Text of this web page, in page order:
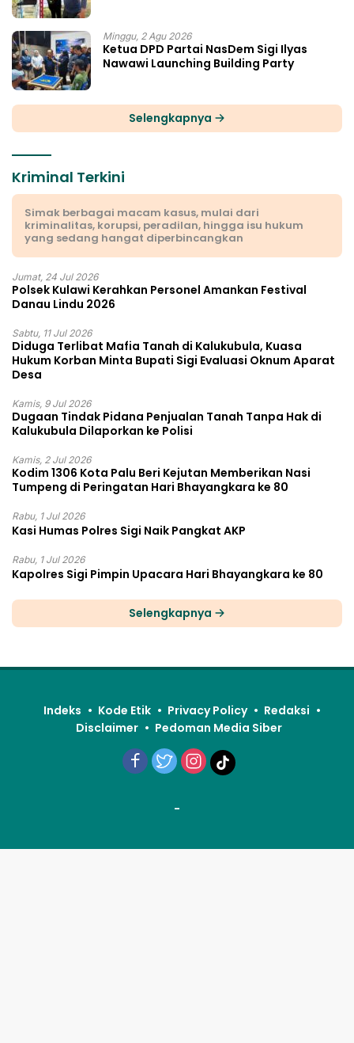
Minggu, 2 Agu 2026
Ketua DPD Partai NasDem Sigi Ilyas
Nawawi Launching Building Party
Selengkapnya
Kriminal Terkini
Simak berbagai macam kasus, mulai dari
kriminalitas, korupsi, peradilan, hingga isu hukum
yang sedang hangat diperbincangkan
Jumat, 24 Jul 2026
Polsek Kulawi Kerahkan Personel Amankan Festival
Danau Lindu 2026
Sabtu, 11 Jul 2026
Diduga Terlibat Mafia Tanah di Kalukubula, Kuasa
Hukum Korban Minta Bupati Sigi Evaluasi Oknum Aparat
Desa
Kamis, 9 Jul 2026
Dugaan Tindak Pidana Penjualan Tanah Tanpa Hak di
Kalukubula Dilaporkan ke Polisi
Kamis, 2 Jul 2026
Kodim 1306 Kota Palu Beri Kejutan Memberikan Nasi
Tumpeng di Peringatan Hari Bhayangkara ke 80
Rabu, 1 Jul 2026
Kasi Humas Polres Sigi Naik Pangkat AKP
Rabu, 1 Jul 2026
Kapolres Sigi Pimpin Upacara Hari Bhayangkara ke 80
Selengkapnya
Indeks Kode Etik Privacy Policy
Redaksi
Disclaimer
Pedoman Media Siber
-